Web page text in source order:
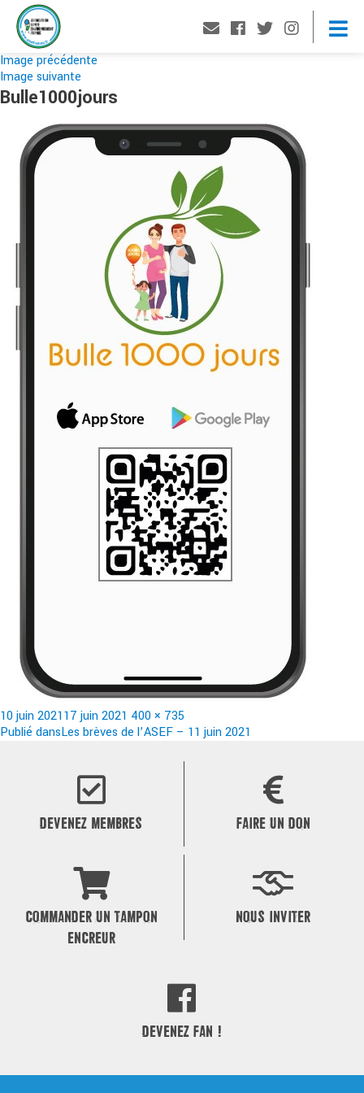
Image précédente
Image suivante
Bulle1000jours
Publié
le
10 juin 202117 juin 2021 Taille
réelle
400 × 735
Navigation
Publié dansLes brèves de l’ASEF – 11 juin 2021
DEVENEZ MEMBRES FAIRE UN DON
COMMANDER UN TAMPON
ENCREUR
NOUS INVITER
DEVENEZ FAN !